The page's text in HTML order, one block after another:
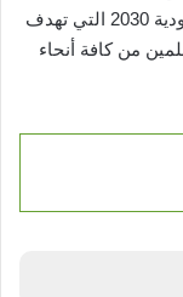
مسبقة، هذه المبادرة تأتي في إطار رؤية السعودية 2030 التي تهدف
من كافة أنحاء